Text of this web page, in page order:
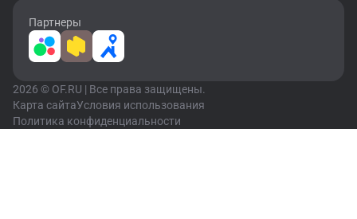
Партнеры
2026 © OF.RU | Все права защищены.
Карта сайтаУсловия использования
Политика конфиденциальности